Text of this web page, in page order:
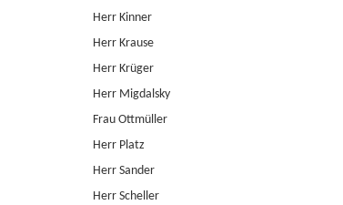
Herr Kinner
Herr Krause
Herr Krüger
Herr Migdalsky
Frau Ottmüller
Herr Platz
Herr Sander
Herr Scheller